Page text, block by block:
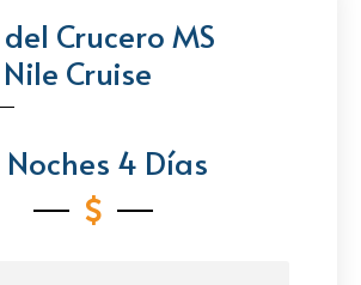
Crucero MS
Cruise
4 Días